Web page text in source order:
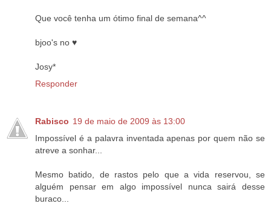
Que você tenha um ótimo final de semana^^
bjoo's no ♥
Josy*
Responder
Rabisco 19 de maio de 2009 às 13:00
Impossível é a palavra inventada apenas por quem não se
atreve a sonhar...
Mesmo batido, de rastos pelo que a vida reservou, se
alguém pensar em algo impossível nunca sairá desse
buraco...